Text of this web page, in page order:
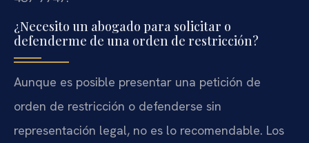
¿Necesito un abogado para solicitar o
defenderme de una orden de restricción?
Aunque es posible presentar una petición de
orden de restricción o defenderse sin
representación legal, no es lo recomendable. Los